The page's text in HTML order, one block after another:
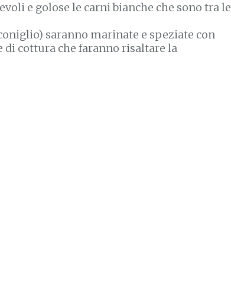
e golose le carni bianche che sono tra le
saranno marinate e speziate con
cottura che faranno risaltare la